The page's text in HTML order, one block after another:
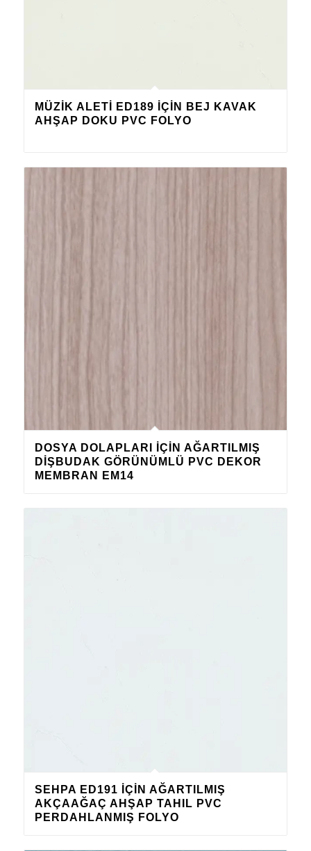
MÜZIK ALETI ED189 IÇIN BEJ KAVAK
AHŞAP DOKU PVC FOLYO
DOSYA DOLAPLARI IÇIN AĞARTILMIŞ
DIŞBUDAK GÖRÜNÜMLÜ PVC DEKOR
MEMBRAN EM14
SEHPA ED191 IÇIN AĞARTILMIŞ
AKÇAAĞAÇ AHŞAP TAHIL PVC
PERDAHLANMIŞ FOLYO